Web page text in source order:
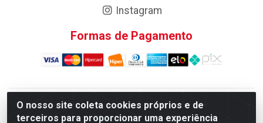
O nosso site coleta cookies próprios e de
terceiros para proporcionar uma experiência
Instagram
Formas de Pagamento
Atacadao da Limpeza F. Pereira Queiroz Comercio e
Distribuicao LTDA - Quadra Qi 10 Lotes 39 e, 41 - Setor